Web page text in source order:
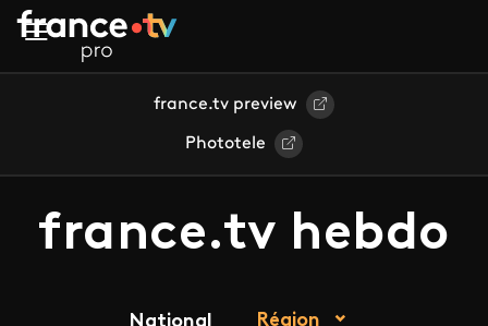
Aller au contenu principal
france.tv preview
Phototele
france.tv hebdo
Région